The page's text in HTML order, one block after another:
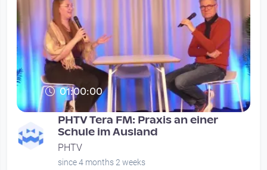
01:00:00
PHTV Tera FM: Praxis an einer
Schule im Ausland
PHTV
since 4 months 2 weeks